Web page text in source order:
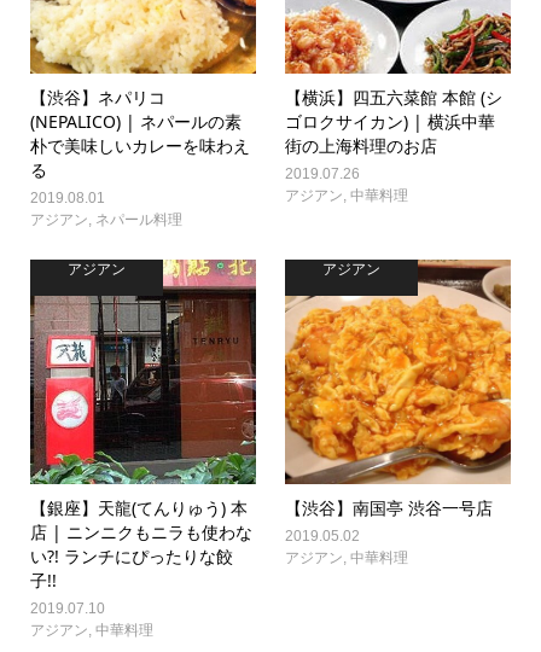
【渋谷】ネパリコ
(NEPALICO) | ネパールの素
朴で美味しいカレーを味わえ
る
2019.08.01
アジアン ネパール料理
【横浜】四五六菜館 本館 (シ
ゴロクサイカン) | 横浜中華
街の上海料理のお店
2019.07.26
アジアン ,中華料理
アジアン
【銀座】天龍(てんりゅう) 本
店 | ニンニクもニラも使わな
い?! ランチにぴったりな餃
子!!
2019.07.10
アジアン, 中華料理
アジアン
【渋谷】南国亭 渋谷一号店
2019.05.02
アジアン,中華料理